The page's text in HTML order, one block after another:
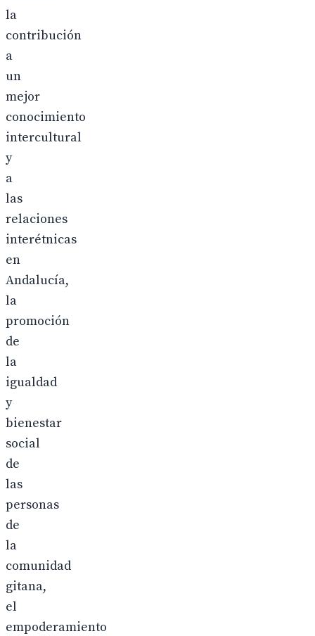
la
contribución
a
un
mejor
conocimiento
intercultural
y
a
las
relaciones
interétnicas
en
Andalucía,
la
promoción
de
la
igualdad
y
bienestar
social
de
las
personas
de
la
comunidad
gitana,
el
empoderamiento